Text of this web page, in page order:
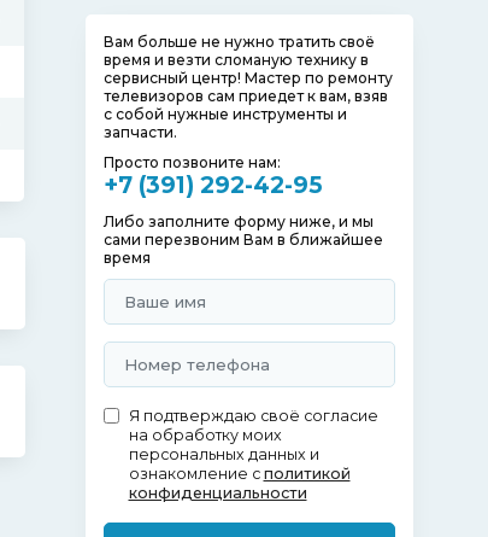
Вам больше не нужно тратить своё
время и везти сломаную технику в
сервисный центр! Мастер по ремонту
телевизоров сам приедет к вам, взяв
с собой нужные инструменты и
запчасти.
Просто позвоните нам:
+7 (391) 292-42-95
Либо заполните форму ниже, и мы
сами перезвоним Вам в ближайшее
время
Я подтверждаю своё согласие
на обработку моих
персональных данных и
ознакомление с политикой
конфиденциальности